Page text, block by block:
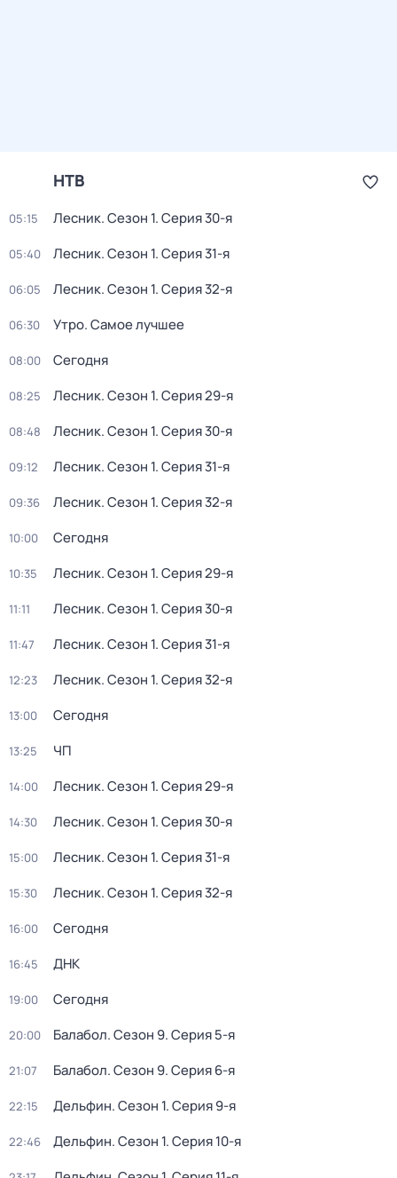
НТВ
05:15 Лесник. Сезон 1. Серия 30-я
05:40 Лесник. Сезон 1. Серия 31-я
06:05 Лесник. Сезон 1. Серия 32-я
06:30 Утро. Самое лучшее
08:00 Сегодня
08:25 Лесник. Сезон 1. Серия 29-я
08:48 Лесник. Сезон 1. Серия 30-я
09:12 Лесник. Сезон 1. Серия 31-я
09:36 Лесник. Сезон 1. Серия 32-я
10:00 Сегодня
10:35 Лесник. Сезон 1. Серия 29-я
11:11 Лесник. Сезон 1. Серия 30-я
11:47 Лесник. Сезон 1. Серия 31-я
12:23 Лесник. Сезон 1. Серия 32-я
13:00 Сегодня
13:25 ЧП
14:00 Лесник. Сезон 1. Серия 29-я
14:30 Лесник. Сезон 1. Серия 30-я
15:00 Лесник. Сезон 1. Серия 31-я
15:30 Лесник. Сезон 1. Серия 32-я
16:00 Сегодня
16:45 ДНК
19:00 Сегодня
20:00 Балабол. Сезон 9. Серия 5-я
21:07 Балабол. Сезон 9. Серия 6-я
22:15 Дельфин. Сезон 1. Серия 9-я
22:46 Дельфин. Сезон 1. Серия 10-я